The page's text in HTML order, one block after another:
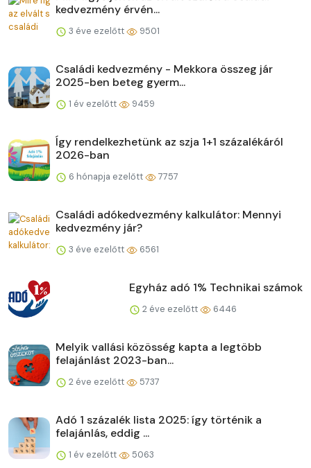
kedvezmény érvén...
3 éve ezelőtt 9501
Családi kedvezmény - Mekkora összeg jár
2025-ben beteg gyerm...
1 év ezelőtt 9459
Így rendelkezhetünk az szja 1+1 százalékáról
2026-ban
6 hónapja ezelőtt 7757
Családi adókedvezmény kalkulátor: Mennyi
kedvezmény jár?
3 éve ezelőtt 6561
Egyház adó 1% Technikai számok
2 éve ezelőtt 6446
Melyik vallási közösség kapta a legtöbb
felajánlást 2023-ban...
2 éve ezelőtt 5737
Adó 1 százalék lista 2025: így történik a
felajánlás, eddig ...
1 év ezelőtt 5063